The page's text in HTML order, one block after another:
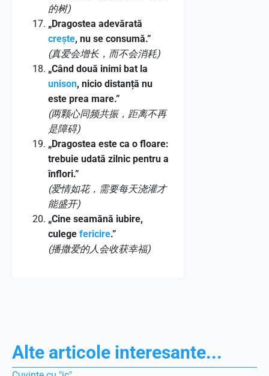
的树)
„Dragostea adevărată
crește, nu se consumă.”
(真爱会增长，而不会消耗)
„Când două inimi bat la
unison, nicio distanță nu
este prea mare.”
(两颗心同频共振，距离不再
是障碍)
„Dragostea este ca o floare:
trebuie udată zilnic pentru a
înflori.”
(爱情如花，需要每天浇灌才
能盛开)
„Cine seamănă iubire,
culege fericire.”
(播撒爱的人会收获幸福)
Alte articole interesante...